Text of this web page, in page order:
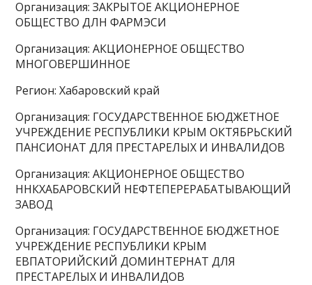
Организация: ЗАКРЫТОЕ АКЦИОНЕРНОЕ
ОБЩЕСТВО ДЛН ФАРМЭСИ
Организация: АКЦИОНЕРНОЕ ОБЩЕСТВО
МНОГОВЕРШИННОЕ
Регион: Хабаровский край
Организация: ГОСУДАРСТВЕННОЕ БЮДЖЕТНОЕ
УЧРЕЖДЕНИЕ РЕСПУБЛИКИ КРЫМ ОКТЯБРЬСКИЙ
ПАНСИОНАТ ДЛЯ ПРЕСТАРЕЛЫХ И ИНВАЛИДОВ
Организация: АКЦИОНЕРНОЕ ОБЩЕСТВО
ННКХАБАРОВСКИЙ НЕФТЕПЕРЕРАБАТЫВАЮЩИЙ
ЗАВОД
Организация: ГОСУДАРСТВЕННОЕ БЮДЖЕТНОЕ
УЧРЕЖДЕНИЕ РЕСПУБЛИКИ КРЫМ
ЕВПАТОРИЙСКИЙ ДОМИНТЕРНАТ ДЛЯ
ПРЕСТАРЕЛЫХ И ИНВАЛИДОВ